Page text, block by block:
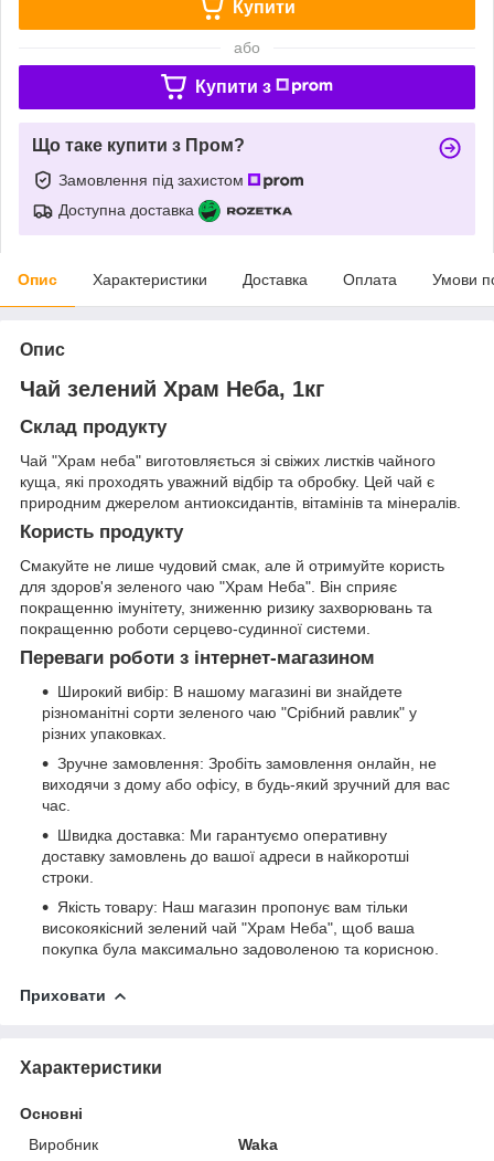
Купити
або
Купити з
Що таке купити з Пром?
Замовлення під захистом
Доступна доставка
Опис Характеристики Доставка Оплата Умови
Опис
Чай зелений Храм Неба, 1кг
Склад продукту
Чай "Храм неба" виготовляється зі свіжих листків чайного
куща, які проходять уважний відбір та обробку. Цей чай є
природним джерелом антиоксидантів, вітамінів та мінералів.
Користь продукту
Смакуйте не лише чудовий смак, але й отримуйте користь
для здоров'я зеленого чаю "Храм Неба". Він сприяє
покращенню імунітету, зниженню ризику захворювань та
покращенню роботи серцево-судинної системи.
Переваги роботи з інтернет-магазином
Широкий вибір: В нашому магазині ви знайдете
різноманітні сорти зеленого чаю "Срібний равлик" у
різних упаковках.
Зручне замовлення: Зробіть замовлення онлайн, не
виходячи з дому або офісу, в будь-який зручний для вас
час.
Швидка доставка: Ми гарантуємо оперативну
доставку замовлень до вашої адреси в найкоротші
строки.
Якість товару: Наш магазин пропонує вам тільки
високоякісний зелений чай "Храм Неба", щоб ваша
покупка була максимально задоволеною та корисною.
Приховати
Характеристики
Основні
Виробник
Waka